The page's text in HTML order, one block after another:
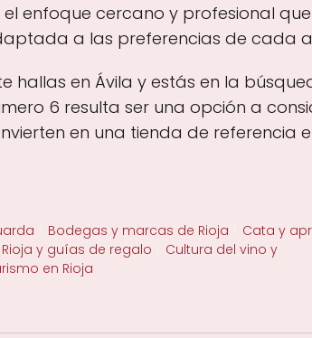
el enfoque cercano y profesional
a las preferencias de cada
hallas en Ávila y estás en la
6 resulta ser una opción a
en una tienda de referencia
Bodegas y marcas de Rioja
Cata y
y guías de regalo
Cultura del vino y
en Rioja